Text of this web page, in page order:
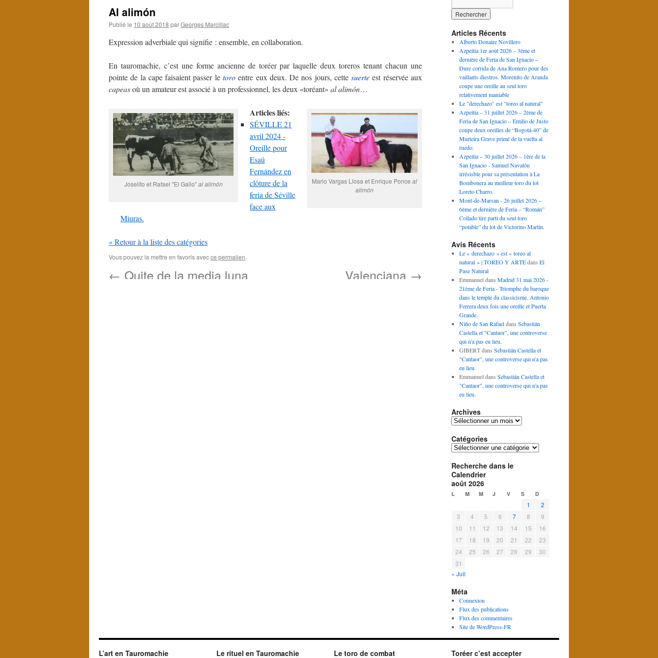
Al alimón
Publié le 10 août 2018 parGeorges Marcillac
Expression adverbiale qui signifie : ensemble, en collaboration.
En tauromachie, c’est une forme ancienne de toréer par laquelle deux toreros tenant chacun une
pointe de la cape faisaient passer le toro entre eux deux. De nos jours, cettesuerte est réservée aux
capeasoù un amateur est associé à un professionnel, les deux «toréant» al alimón…
Mario Vargas Llosa et Enrique Ponce al
alimón
Joselito et Rafael "El Gallo"al alimón
Articles liés:
SÉVILLE 21
avril 2024 -
Oreille pour
Esaú
Fernández en
clôture de la
feria de Séville
face aux
Miuras.
« Retour à la liste des catégories
Vous pouvez la mettre en favoris avecce permalien.
← Quite de la media luna Valenciana →
Articles Récents
Alberto Donaire Novillero
Azpeitia 1er août 2026 – 3ème et
dernière de Feria de San Ignacio –
Dure corrida de Ana Romero pour des
vaillants diestros. Morenito de Aranda
coupe une oreille au seul toro
relativement maniable
Le "derechazo" est "toreo al natural"
Azpeitia – 31 juillet 2026 – 2ème de
Feria de San Ignacio – Emilio de Justo
coupe deux oreilles de “Bogotá-40” de
Murteira Grave primé de la vuelta al
ruedo.
Azpeitia – 30 juillet 2026 – 1ère de la
San Ignacio - Samuel Navalón
irrésisble pour sa présentation à La
Bombonera au meilleur toro du lot
Loreto Charro.
Mont-de-Marsan - 26 juillet 2026 –
6ème et dernière de Feria – “Román”
Collado tire parti du seul toro
“potable” du lot de Victorino Martín.
Avis Récents
Le « derechazo » est « toreo al
natural » | TOREO Y ARTEdans El
Pase Natural
Emmanueldans Madrid 31 mai 2026 -
21ème de Feria - Triomphe du baroque
dans le temple du classicisme. Antonio
Ferrera deux fois une oreille et Puerta
Grande.
Niño de San Rafaeldans Sebastián
Castella et "Cantaor", une controverse
qui n'a pas eu lieu.
GIBERTdans Sebastián Castella et
"Cantaor", une controverse qui n'a pas
eu lieu.
Emmanueldans Sebastián Castella et
"Cantaor", une controverse qui n'a pas
eu lieu.
Archives
Archives
Catégories
Catégories
Recherche dans le
Calendrier
août 2026
L M M J V S D
1
2
3
4 5 6 7 8
9
10
11 12 13 14 15
16
17
18 19 20 21 22
23
24
25 26 27 28 29
30
31
« Juil
Méta
Connexion
Flux des publications
Flux des commentaires
Site de WordPress-FR
L’art en Tauromachie Le rituel en Tauromachie Le toro de combat
Toréer c’est accepter